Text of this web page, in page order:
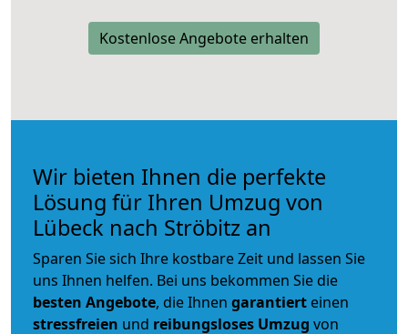
Kostenlose Angebote erhalten
Wir bieten Ihnen die perfekte
Lösung für Ihren Umzug von
Lübeck nach Ströbitz an
Sparen Sie sich Ihre kostbare Zeit und lassen Sie
uns Ihnen helfen. Bei uns bekommen Sie die
besten Angebote, die Ihnen garantiert einen
stressfreien und reibungsloses Umzug von